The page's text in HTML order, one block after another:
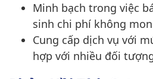
Minh bạch trong việc
sinh chi phí không
Cung cấp dịch vụ với
hợp với nhiều đối